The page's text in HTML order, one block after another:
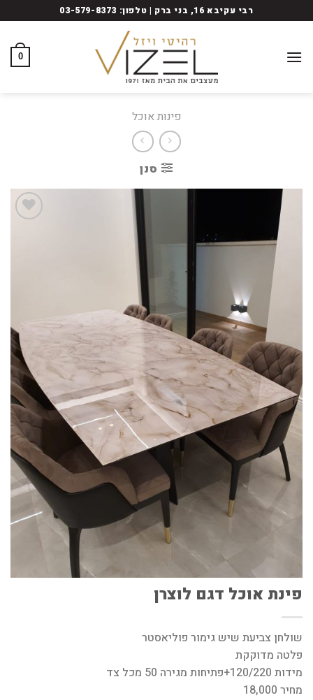
to
רבי עקיבא 16, בני ברק | טלפון: 03-579-8373
0
פינות אוכל
סנן
פינת אוכל דגם לוצרן
שולחן צביעת שיש גימור פוליאסטר
פלטה מדוקקת
מידות 120/220+פתיחות מגירה 50 מכל צד
מחיר 18,000